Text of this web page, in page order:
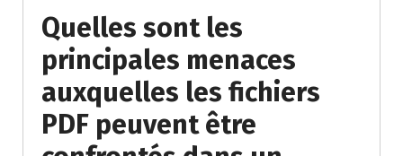
Quelles sont les
principales menaces
auxquelles les fichiers
PDF peuvent être